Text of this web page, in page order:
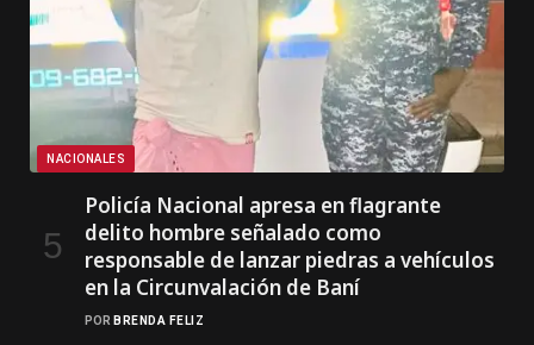
NACIONALES
Policía Nacional apresa en flagrante
delito hombre señalado como
responsable de lanzar piedras a vehículos
en la Circunvalación de Baní
POR BRENDA FELIZ